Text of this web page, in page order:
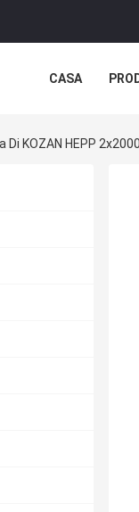
CASA
KOZAN HEPP